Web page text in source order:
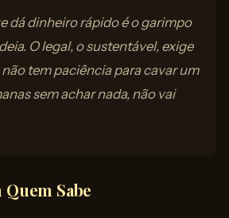
dá dinheiro rápido é o garimpo
O legal, o sustentável, exige
tem paciência para cavar um
sem achar nada, não vai
Sabe